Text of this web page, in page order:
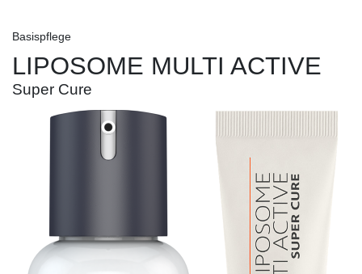
Basispflege
LIPOSOME MULTI ACTIVE
Super Cure